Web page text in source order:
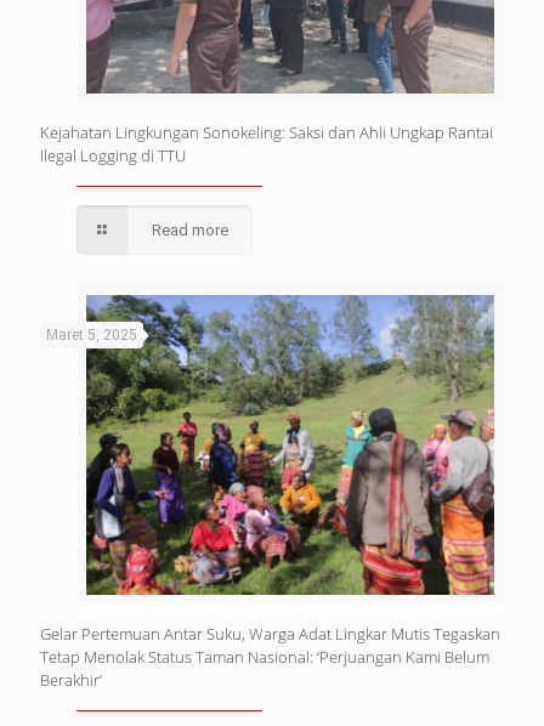
Kejahatan Lingkungan Sonokeling: Saksi dan Ahli Ungkap Rantai
Ilegal Logging di TTU
Read more
Maret 5, 2025
Gelar Pertemuan Antar Suku, Warga Adat Lingkar Mutis Tegaskan
Tetap Menolak Status Taman Nasional: ‘Perjuangan Kami Belum
Berakhir’